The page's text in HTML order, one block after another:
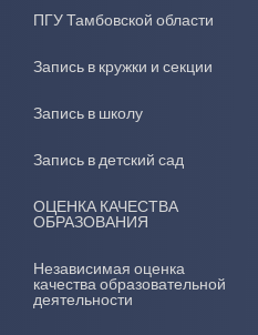
ПГУ Тамбовской области
Запись в кружки и секции
Запись в школу
Запись в детский сад
ОЦЕНКА КАЧЕСТВА
ОБРАЗОВАНИЯ
Независимая оценка
качества образовательной
деятельности